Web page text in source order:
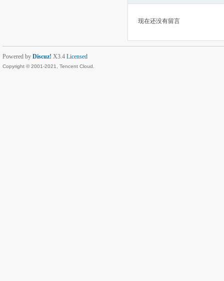
现在还没有留言
Powered by Discuz! X3.4 Licensed
Copyright © 2001-2021, Tencent Cloud.